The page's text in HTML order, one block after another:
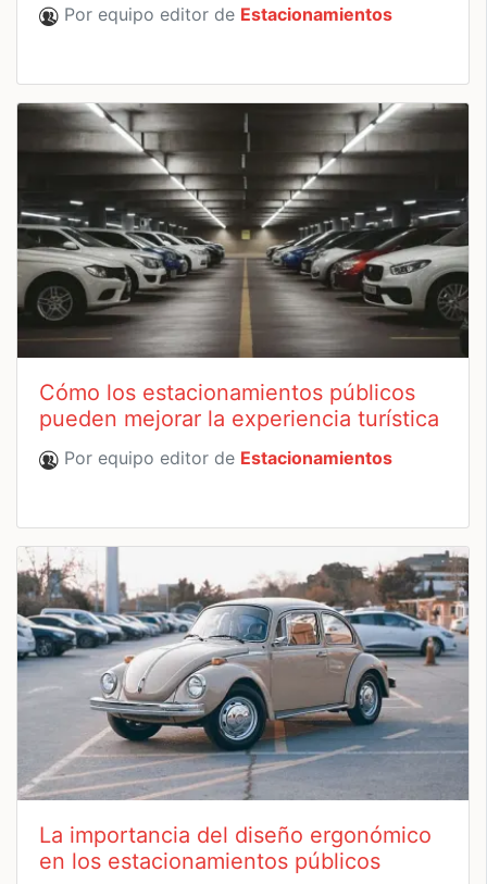
Por equipo editor de Estacionamientos
Cómo los estacionamientos públicos
pueden mejorar la experiencia turística
Por equipo editor de Estacionamientos
La importancia del diseño ergonómico
en los estacionamientos públicos